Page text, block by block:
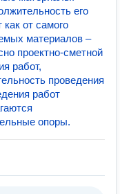
его
от самого
материалов –
проектно-сметной
работ,
проведения
работ
опоры.